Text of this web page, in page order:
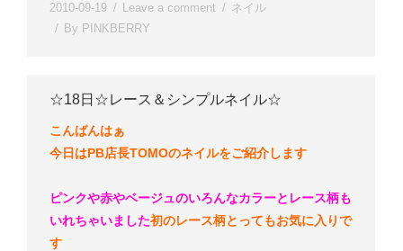
2010-09-19 Leave a comment
ネイル
By PINKBERRY
☆18日☆レース＆シンプルネイル☆
こんばんはぁ
今日はPB店長TOMOのネイルをご紹介します
ピンクや赤やベージュのいろんなカラーとレース柄も
いれちゃいました初のレース柄とってもお気に入りで
す